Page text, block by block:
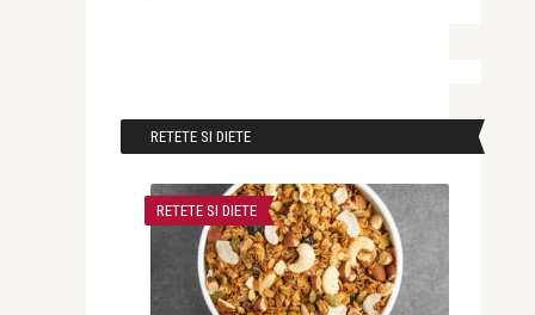
RETETE SI DIETE
RETETE SI DIETE